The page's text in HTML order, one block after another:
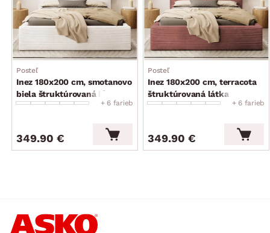
Posteľ
Inez 180x200 cm, smotanovo
biela štruktúrovaná látka
+ 6 farieb
349.90 €
Posteľ
Inez 180x200 cm, terracota
štruktúrovaná látka
+ 6 farieb
349.90 €